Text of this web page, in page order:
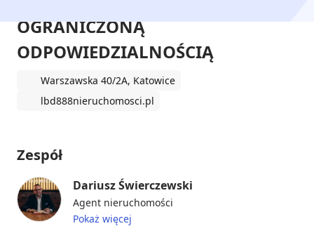
OGRANICZONĄ
ODPOWIEDZIALNOŚCIĄ
Warszawska 40/2A, Katowice
lbd888nieruchomosci.pl
Zespół
Dariusz Świerczewski
Agent nieruchomości
Pokaż więcej